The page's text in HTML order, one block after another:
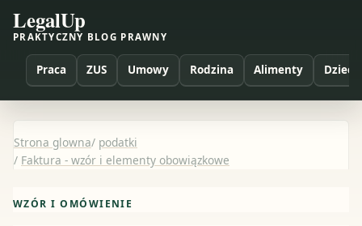
LegalUp
PRAKTYCZNY BLOG PRAWNY
Praca ZUS Umowy Rodzina Alimenty Dzieci
Strona glowna/ podatki
/ Faktura - wzór i elementy obowiązkowe
WZÓR I OMÓWIENIE